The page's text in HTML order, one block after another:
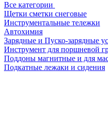
Все категории
Щетки сметки снеговые
Инструментальные тележки
Автохимия
Зарядные и Пуско-зарядные
Инструмент для поршневой
Поддоны магнитные и для
Подкатные лежаки и сидения